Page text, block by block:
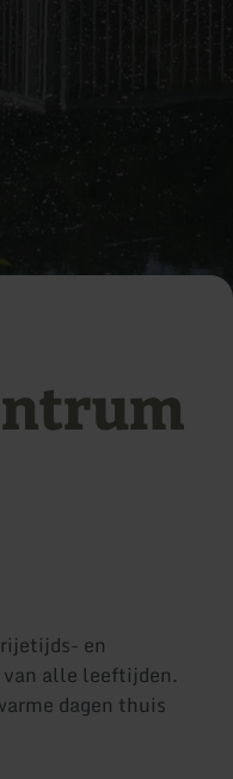
en
van alle leeftijden.
dagen thuis